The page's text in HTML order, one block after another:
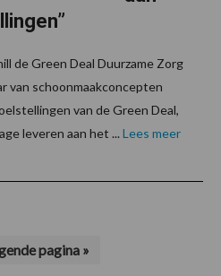
de Green Deal Duurzame Zorg
van schoonmaakconcepten
van de Green Deal,
leveren aan het ...Lees meer
pagina »